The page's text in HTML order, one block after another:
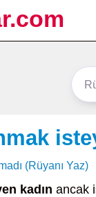
(Rüyanı Yaz)
kadın ancak